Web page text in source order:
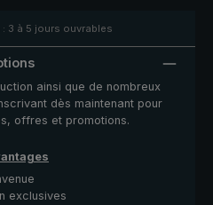
et pièces
La housse avec fermeture
3 à 5 jours ouvrables
ainsi que de nombreux
dès maintenant pour
offres et promotions.
exclusives